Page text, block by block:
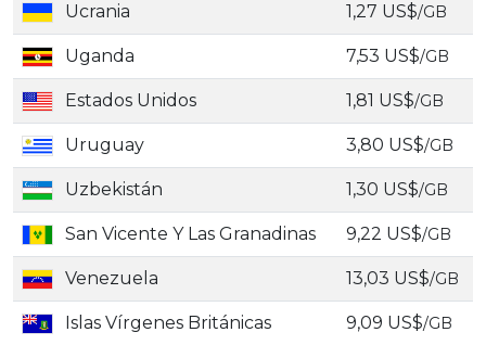
Ucrania 1,27 US$/GB
Uganda 7,53 US$/GB
Estados Unidos 1,81 US$/GB
Uruguay 3,80 US$/GB
Uzbekistán 1,30 US$/GB
San Vicente Y Las Granadinas 9,22 US$/GB
Venezuela 13,03 US$/GB
Islas Vírgenes Británicas 9,09 US$/GB